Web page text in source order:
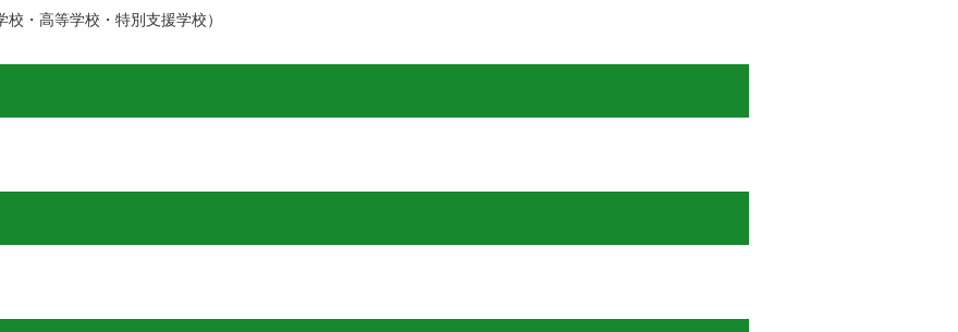
・高等学校・特別支援学校）